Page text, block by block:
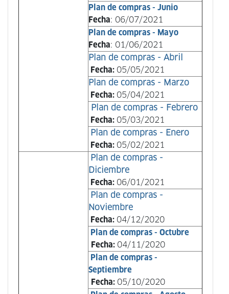
Plan de compras - Junio
Fecha: 06/07/2021
Plan de compras - Mayo
Fecha: 01/06/2021
Plan de compras - Abril
Fecha: 05/05/2021
Plan de compras - Marzo
Fecha: 05/04/2021
Plan de compras - Febrero
Fecha: 05/03/2021
Plan de compras - Enero
Fecha: 05/02/2021
Plan de compras -
Diciembre
Fecha: 06/01/2021
Plan de compras -
Noviembre
Fecha: 04/12/2020
Plan de compras - Octubre
Fecha: 04/11/2020
Plan de compras -
Septiembre
Fecha: 05/10/2020